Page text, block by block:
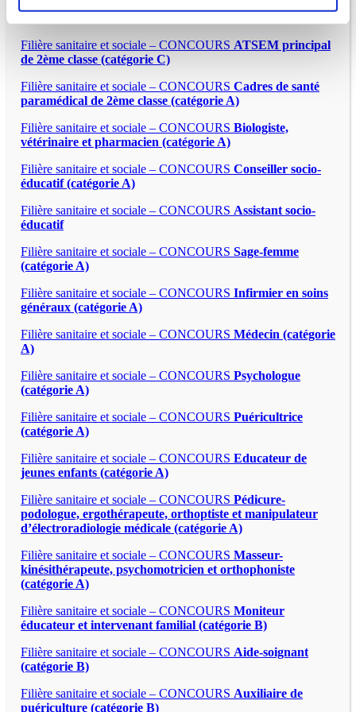
Filière sanitaire et sociale – CONCOURS ATSEM principal
de 2ème classe (catégorie C)
Filière sanitaire et sociale – CONCOURS Cadres de santé
paramédical de 2ème classe (catégorie A)
Filière sanitaire et sociale – CONCOURS Biologiste,
vétérinaire et pharmacien (catégorie A)
Filière sanitaire et sociale – CONCOURS Conseiller socio-
éducatif (catégorie A)
Filière sanitaire et sociale – CONCOURS Assistant socio-
éducatif
Filière sanitaire et sociale – CONCOURS Sage-femme
(catégorie A)
Filière sanitaire et sociale – CONCOURS Infirmier en soins
généraux (catégorie A)
Filière sanitaire et sociale – CONCOURS Médecin (catégorie
A)
Filière sanitaire et sociale – CONCOURS Psychologue
(catégorie A)
Filière sanitaire et sociale – CONCOURS Puéricultrice
(catégorie A)
Filière sanitaire et sociale – CONCOURS Educateur de
jeunes enfants (catégorie A)
Filière sanitaire et sociale – CONCOURS Pédicure-
podologue, ergothérapeute, orthoptiste et manipulateur
d’électroradiologie médicale (catégorie A)
Filière sanitaire et sociale – CONCOURS Masseur-
kinésithérapeute, psychomotricien et orthophoniste
(catégorie A)
Filière sanitaire et sociale – CONCOURS Moniteur
éducateur et intervenant familial (catégorie B)
Filière sanitaire et sociale – CONCOURS Aide-soignant
(catégorie B)
Filière sanitaire et sociale – CONCOURS Auxiliaire de
puériculture (catégorie B)